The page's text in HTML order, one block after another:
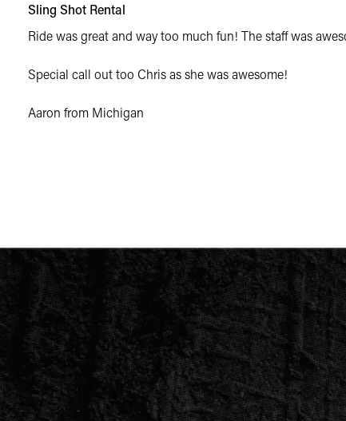
Sling Shot Rental
Ride was great and way too much fun! The staff was
Special call out too Chris as she was awesome!
Aaron from Michigan